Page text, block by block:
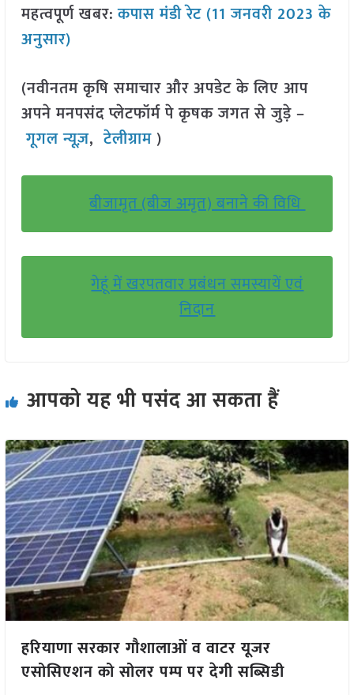
महत्वपूर्ण खबर:कपास मंडी रेट (11 जनवरी 2023 के
अनुसार)
(नवीनतम कृषि समाचार और अपडेट के लिए आप
अपने मनपसंद प्लेटफॉर्म पे कृषक जगत से जुड़े –
गूगल न्यूज़,टेलीग्राम )
बीजामृत (बीज अमृत) बनाने की विधि
गेहूं में खरपतवार प्रबंधन समस्यायें एवं
निदान
आपको यह भी पसंद आ सकता हैं
हरियाणा सरकार गौशालाओं व वाटर यूजर
एसोसिएशन को सोलर पम्प पर देगी सब्सिडी